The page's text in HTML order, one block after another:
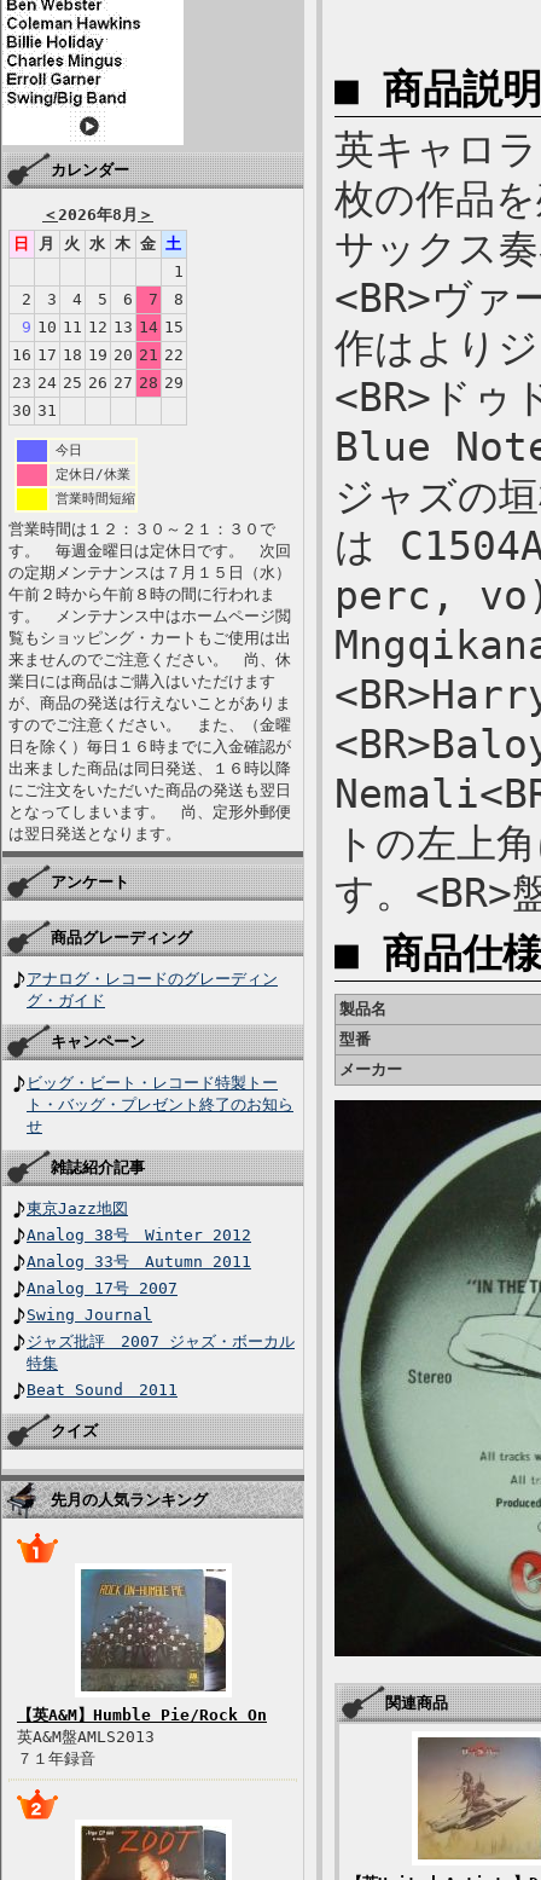
カレンダー
＜2026年8月 ＞
日
月 火 水 木 金 土
1
2
3 4 5 6 7
8
9 10 11 12 13 14 15
16 17 18 19 20 21 22
23 24 25 26 27 28 29
30 31
今日
定休日/休業
営業時間短縮
営業時間は１２：３０～２１：３０で
す。 毎週金曜日は定休日です。 次回
の定期メンテナンスは７月１５日（水）
午前２時から午前８時の間に行われま
す。 メンテナンス中はホームページ閲
覧もショッピング・カートもご使用は出
来ませんのでご注意ください。 尚、休
業日には商品はご購入はいただけます
が、商品の発送は行えないことがありま
すのでご注意ください。 また、（金曜
日を除く）毎日１６時までに入金確認が
出来ました商品は同日発送、１６時以降
にご注文をいただいた商品の発送も翌日
となってしまいます。 尚、定形外郵便
は翌日発送となります。
アンケート
商品グレーディング
アナログ・レコードのグレーディン
グ・ガイド
キャンペーン
ビッグ・ビート・レコード特製トー
ト・バッグ・プレゼント終了のお知ら
せ
雑誌紹介記事
東京Jazz地図
Analog 38号 Winter 2012
Analog 33号 Autumn 2011
Analog 17号 2007
Swing Journal
ジャズ批評 2007 ジャズ・ボーカル
特集
Beat Sound 2011
クイズ
先月の人気ランキング
【英A&M】Humble Pie/Rock On
英A&M盤AMLS2013
７１年録音
■ 商品説明
英キャロ
枚の作品
サックス
<BR>ヴァ
作はより
<BR>ドゥ
Blue
ジャズの
は
perc,
トの左上
す。<BR>
■ 商品仕様
製品名
型番
メーカー
関連商品